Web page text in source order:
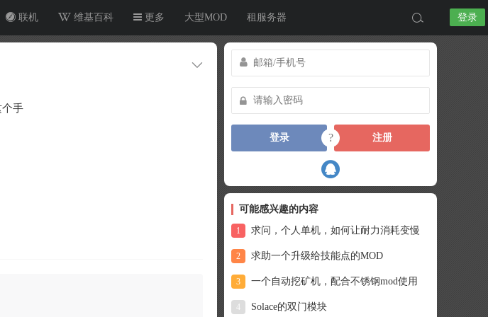
联机 维基百科 更多 大型MOD 租服务器 登录
个手
登录 ? 注册
可能感兴趣的内容
1 求问，个人单机，如何让耐力消耗变慢
2 求助一个升级给技能点的MOD
3 一个自动挖矿机，配合不锈钢mod使用
4 Solace的双门模块